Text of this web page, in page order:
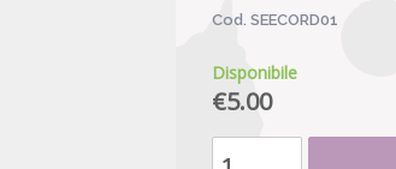
Cod. SEECORD01
Disponibile
€5.00